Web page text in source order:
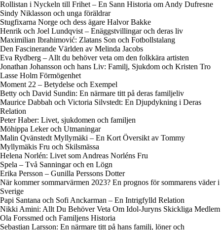
Rollistan i Nyckeln till Frihet – En Sann Historia om Andy Dufresne
Sindy Niklasson och unga föräldrar
Stugfixarna Norge och dess ägare Halvor Bakke
Henrik och Joel Lundqvist – Enäggstvillingar och deras liv
Maximilian Ibrahimović: Zlatans Son och Fotbollstalang
Den Fascinerande Världen av Melinda Jacobs
Eva Rydberg – Allt du behöver veta om den folkkära artisten
Jonathan Johansson och hans Liv: Familj, Sjukdom och Kristen Tro
Lasse Holm Förmögenhet
Moment 22 – Betydelse och Exempel
Betty och David Sundin: En närmare titt på deras familjeliv
Maurice Dabbah och Victoria Silvstedt: En Djupdykning i Deras
Relation
Peter Haber: Livet, sjukdomen och familjen
Möhippa Leker och Utmaningar
Malin Qvänstedt Myllymäki – En Kort Översikt av Tommy
Myllymäkis Fru och Skilsmässa
Helena Norlén: Livet som Andreas Norléns Fru
Spela – Två Sanningar och en Lögn
Erika Persson – Gunilla Perssons Dotter
När kommer sommarvärmen 2023? En prognos för sommarens väder i
Sverige
Papi Santana och Sofi Anckarman – En Intrigfylld Relation
Nikki Amini: Allt Du Behöver Veta Om Idol-Juryns Skickliga Medlem
Ola Forssmed och Familjens Historia
Sebastian Larsson: En närmare titt på hans familj, löner och